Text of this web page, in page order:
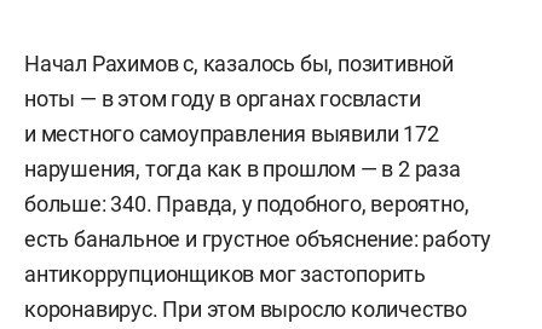
Начал Рахимов с, казалось бы, позитивной
ноты — в этом году в органах госвласти
и местного самоуправления выявили 172
нарушения, тогда как в прошлом — в 2 раза
больше: 340. Правда, у подобного, вероятно,
есть банальное и грустное объяснение: работу
антикоррупционщиков мог застопорить
коронавирус. При этом выросло количество